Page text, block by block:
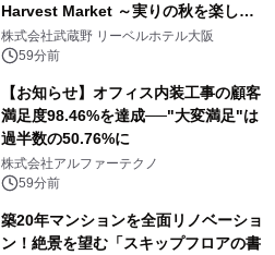
Harvest Market ～実りの秋を楽しむ
ディナー&スイーツビュッフェ～』を9
月18日より開催！
株式会社武蔵野 リーベルホテル大阪
59分前
【お知らせ】オフィス内装工事の顧客
満足度98.46%を達成──"大変満足"は
過半数の50.76%に
株式会社アルファーテクノ
59分前
築20年マンションを全面リノベーショ
ン！絶景を望む「スキップフロアの書